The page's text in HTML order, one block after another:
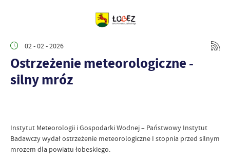
02 - 02 - 2026
Ostrzeżenie meteorologiczne -
silny mróz
Instytut Meteorologii i Gospodarki Wodnej – Państwowy Instytut
Badawczy wydał ostrzeżenie meteorologiczne I stopnia przed silnym
mrozem dla powiatu łobeskiego.